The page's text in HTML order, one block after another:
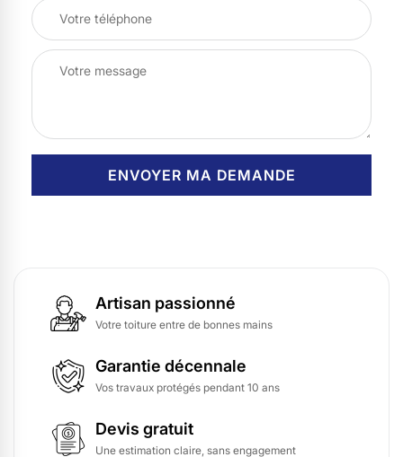
Artisan passionné
Votre toiture entre de bonnes mains
Garantie décennale
Vos travaux protégés pendant 10 ans
Devis gratuit
Une estimation claire, sans engagement